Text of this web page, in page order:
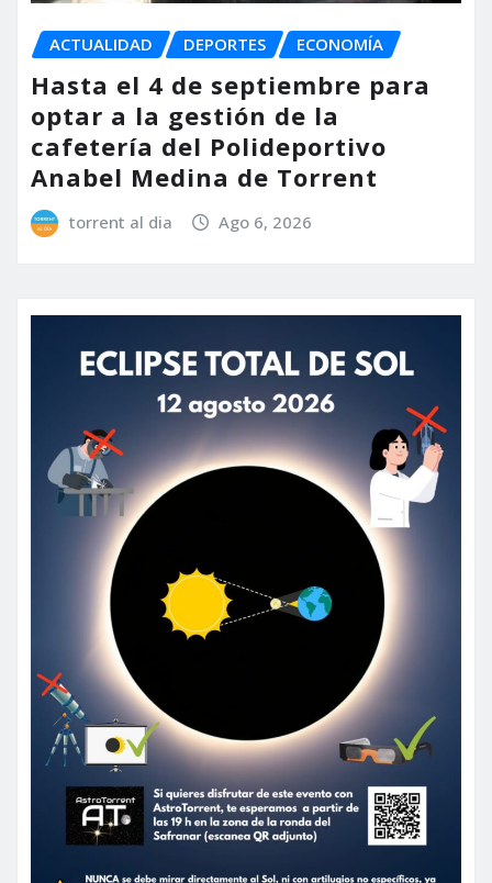
ACTUALIDAD DEPORTES ECONOMÍA
Hasta el 4 de septiembre para
optar a la gestión de la
cafetería del Polideportivo
Anabel Medina de Torrent
torrent al dia Ago 6, 2026